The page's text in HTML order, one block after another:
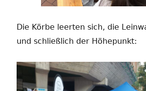
Die Körbe leerten sich, die
und schließlich der Höhepunkt: